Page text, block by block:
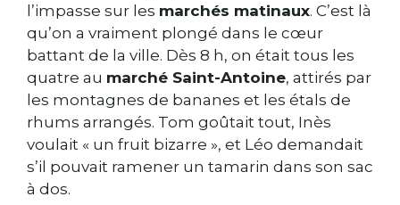
l’impasse sur les marchés matinaux. C’est là
qu’on a vraiment plongé dans le cœur
battant de la ville. Dès 8 h, on était tous les
quatre au marché Saint-Antoine, attirés par
les montagnes de bananes et les étals de
rhums arrangés. Tom goûtait tout, Inès
voulait « un fruit bizarre », et Léo demandait
s’il pouvait ramener un tamarin dans son sac
à dos.